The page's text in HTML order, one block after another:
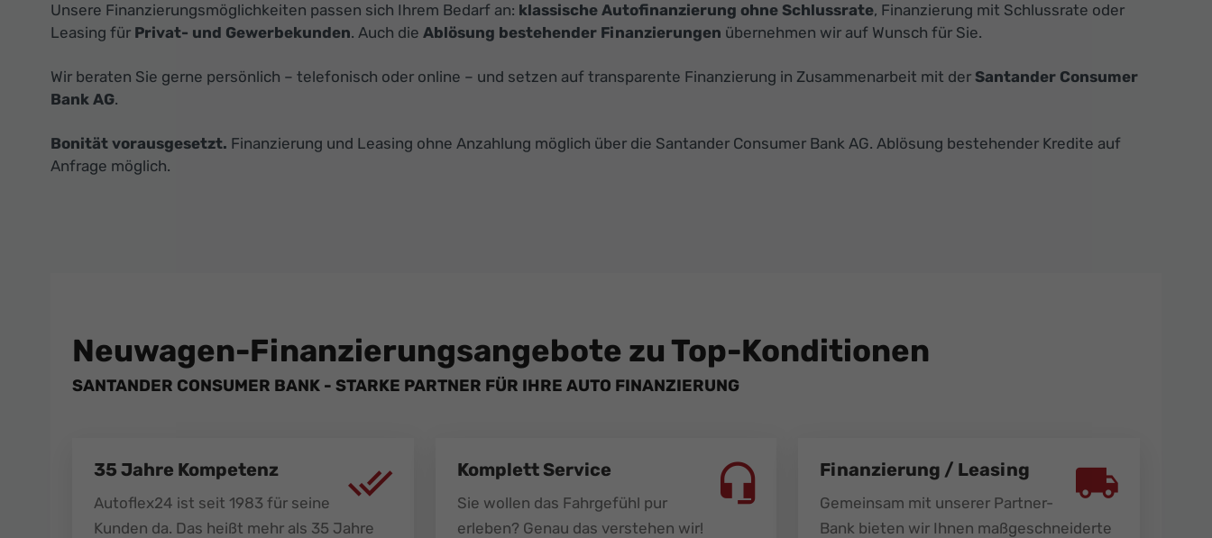
Unsere Finanzierungsmöglichkeiten passen sich Ihrem Bedarf an: klassische Autofinanzierung ohne Schlussrate, Finanzierung mit Schlussrate oder
Leasing für Privat- und Gewerbekunden. Auch die Ablösung bestehender Finanzierungen übernehmen wir auf Wunsch für Sie.
Wir beraten Sie gerne persönlich – telefonisch oder online – und setzen auf transparente Finanzierung in Zusammenarbeit mit der Santander Consumer
Bank AG.
Bonität vorausgesetzt. Finanzierung und Leasing ohne Anzahlung möglich über die Santander Consumer Bank AG. Ablösung bestehender Kredite auf
Anfrage möglich.
Neuwagen-Finanzierungsangebote zu Top-Konditionen
SANTANDER CONSUMER BANK - STARKE PARTNER FÜR IHRE AUTO FINANZIERUNG
35 Jahre Kompetenz
Autoflex24 ist seit 1983 für seine
Kunden da. Das heißt mehr als 35 Jahre
Komplett Service
Sie wollen das Fahrgefühl pur
erleben? Genau das verstehen wir!
Finanzierung / Leasing
Gemeinsam mit unserer Partner-
Bank bieten wir Ihnen maßgeschneiderte